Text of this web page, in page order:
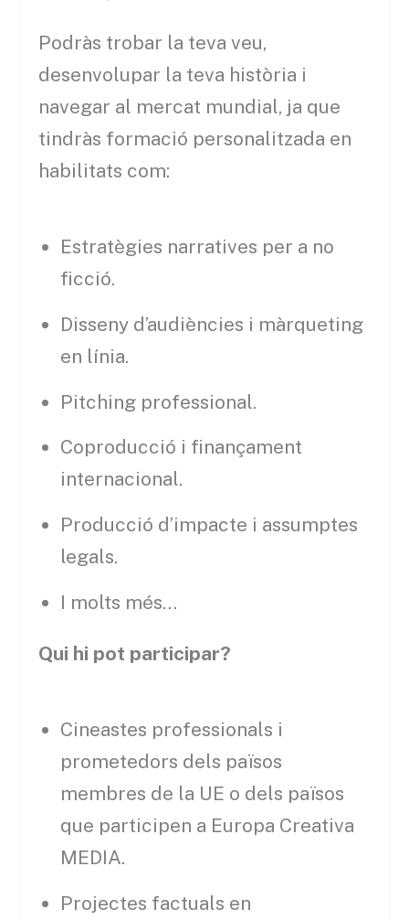
Podràs trobar la teva veu,
desenvolupar la teva història i
navegar al mercat mundial, ja que
tindràs formació personalitzada en
habilitats com:
Estratègies narratives per a no
ficció.
Disseny d’audiències i màrqueting
en línia.
Pitching professional.
Coproducció i finançament
internacional.
Producció d’impacte i assumptes
legals.
I molts més…
Qui hi pot participar?
Cineastes professionals i
prometedors dels països
membres de la UE o dels països
que participen a Europa Creativa
MEDIA.
Projectes factuals en